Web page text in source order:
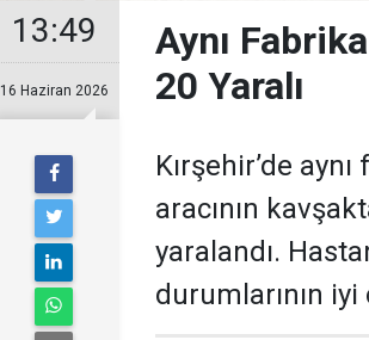
13:49
16 Haziran 2026
Aynı
20 Yaralı
Kırşehir’de
aracının
yaralandı.
durumlarının